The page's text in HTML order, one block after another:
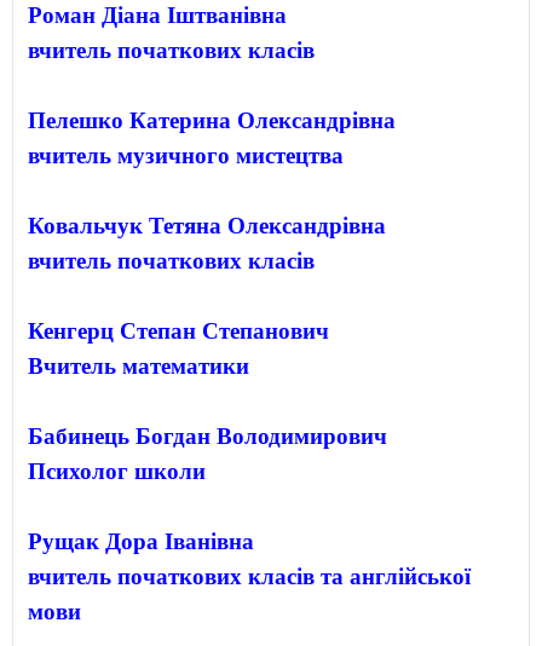
Роман Діана Іштванівна
вчитель початкових класів
Пелешко Катерина Олександрівна
вчитель музичного мистецтва
Ковальчук Тетяна Олександрівна
вчитель початкових класів
Кенгерц Степан Степанович
Вчитель математики
Бабинець Богдан Володимирович
Рущак Дора Іванівна
вчитель початкових класів та англійської